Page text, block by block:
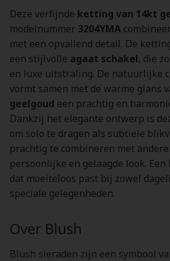
Deze verfijnde ketting van 14kt
modelnummer 3204YMA
met een opvallend detail. De
een stijlvolle agaat schakel, die
en luxe uitstraling. De natuurlijke
vormt samen met de warme glans
geelgoud een prachtig en
Dankzij het elegante ontwerp is
om solo te dragen als subtiele
prachtig te combineren met
persoonlijke en gelaagde look.
dat moeiteloos past bij zowel
speciale gelegenheden.
Over Blush
Blush sieraden zijn een symbool